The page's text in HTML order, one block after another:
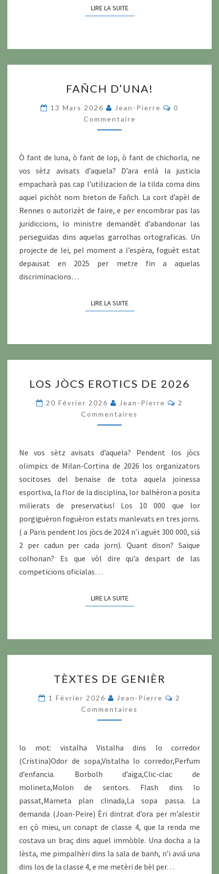
LIRE LA SUITELIRE LA SUITE
D’UNA!
FAÑCH D’UNA!
13 Mars 2026 Jean-Pierre
0
Commentaire
Ò fant de luna, ò fant de lop, ò fant de chichorla, ne
vos sètz avisats d’aquela? D’ara enlà la justicia
empacharà pas cap l’utilizacion de la tilda coma dins
aquel pichòt nom breton de Fañch. La cort d’apèl de
Rennes o autorizèt de faire, e per encombrar pas las
juridiccions, lo ministre demandèt d’abandonar las
perseguidas dins aquelas garrolhas ortograficas. Un
projecte de lei, pel moment a l’espèra, foguèt estat
depausat en 2025 per metre fin a aquelas
discriminacions…
LIRE LA SUITELIRE LA SUITE
JÒCS
EROTICS
DE
2026
LOS JÒCS EROTICS DE 2026
20 Février 2026 Jean-Pierre
2
Commentaires
Ne vos sètz avisats d’aquela? Pendent los jòcs
olimpics de Milan-Cortina de 2026 los organizators
socitoses del benaise de tota aquela joinessa
esportiva, la flor de la disciplina, lor balhèron a posita
milierats de preservatius! Los 10 000 que lor
porgiguèron foguèron estats manlevats en tres jorns.
( a Paris pendent los jòcs de 2024 n’i aguèt 300 000, siá
2 per cadun per cada jorn). Quant dison? Saique
colhonan? Es que vòl dire qu’a despart de las
competicions oficialas…
LIRE LA SUITELIRE LA SUITE
DE
GENIÈR
TÈXTES DE GENIÈR
1 Février 2026 Jean-Pierre
2
Commentaires
lo mot: vistalha Vistalha dins lo corredor
(Cristina)Odor de sopa,Vistalha lo corredor,Perfum
d’enfancia. Borbolh d’aiga,Clic-clac de
molineta,Molon de sentors. Flash dins lo
passat,Mameta plan clinada,La sopa passa. La
demanda (Joan-Peire) Èri dintrat d’ora per m’alestir
en çò mieu, un conapt de classe 4, que la renda me
costava un braç dins aquel immòble. Una docha a la
lèsta, me pimpalhèri dins la sala de banh, n’i aviá una
dins los de la classe 4, e me metèri de bèl per…